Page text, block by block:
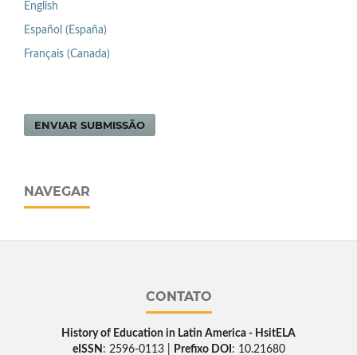
English
Español (España)
Français (Canada)
ENVIAR SUBMISSÃO
NAVEGAR
CONTATO
History of Education in Latin America - HsitELA
eISSN : 2596-0113 | Prefixo DOI : 10.21680